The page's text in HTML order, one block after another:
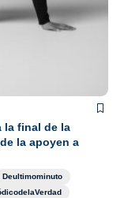
la final de la
la apoyen a
Deultimominuto